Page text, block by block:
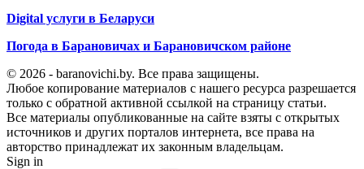
Digital услуги в Беларуси
Погода в Барановичах и Барановичском районе
© 2026 - baranovichi.by. Все права защищены.
Любое копирование материалов с нашего ресурса разрешается
только с обратной активной ссылкой на страницу статьи.
Все материалы опубликованные на сайте взяты с открытых
источников и других порталов интернета, все права на
авторство принадлежат их законным владельцам.
Sign in